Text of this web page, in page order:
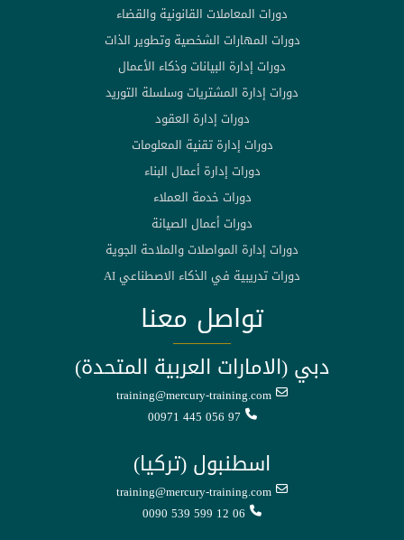
دورات المعاملات القانونية والقضاء
دورات المهارات الشخصية وتطوير الذات
دورات إدارة البيانات وذكاء الأعمال
دورات إدارة المشتريات وسلسلة التوريد
دورات إدارة العقود
دورات إدارة تقنية المعلومات
دورات إدارة أعمال البناء
دورات خدمة العملاء
دورات أعمال الصيانة
دورات إدارة المواصلات والملاحة الجوية
دورات تدريبية في الذكاء الاصطناعي AI
تواصل معنا
دبي (الامارات العربية المتحدة)
training@mercury-training.com
00971 445 056 97
اسطنبول (تركيا)
training@mercury-training.com
0090 539 599 12 06